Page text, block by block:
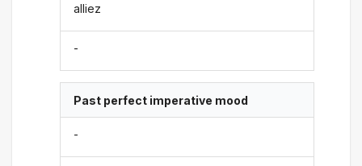
alliez
-
Past perfect imperative mood
-